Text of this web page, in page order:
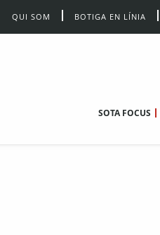
QUI SOM BOTIGA EN LÍNIA
SOTA FOCUS